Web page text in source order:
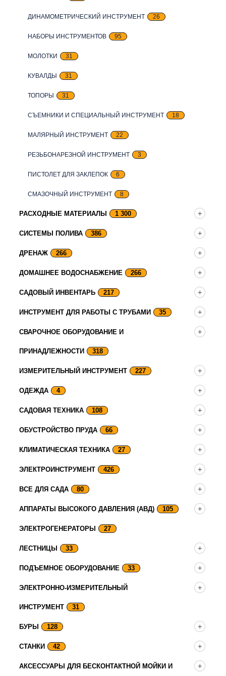
ДИНАМОМЕТРИЧЕСКИЙ ИНСТРУМЕНТ 26
НАБОРЫ ИНСТРУМЕНТОВ 95
МОЛОТКИ 31
КУВАЛДЫ 31
ТОПОРЫ 31
СЪЕМНИКИ И СПЕЦИАЛЬНЫЙ ИНСТРУМЕНТ 18
МАЛЯРНЫЙ ИНСТРУМЕНТ 22
РЕЗЬБОНАРЕЗНОЙ ИНСТРУМЕНТ 3
ПИСТОЛЕТ ДЛЯ ЗАКЛЕПОК 6
СМАЗОЧНЫЙ ИНСТРУМЕНТ 8
РАСХОДНЫЕ МАТЕРИАЛЫ 1 300
СИСТЕМЫ ПОЛИВА 386
ДРЕНАЖ 266
ДОМАШНЕЕ ВОДОСНАБЖЕНИЕ 266
САДОВЫЙ ИНВЕНТАРЬ 217
ИНСТРУМЕНТ ДЛЯ РАБОТЫ С ТРУБАМИ 35
СВАРОЧНОЕ ОБОРУДОВАНИЕ И
ПРИНАДЛЕЖНОСТИ 318
ИЗМЕРИТЕЛЬНЫЙ ИНСТРУМЕНТ 227
ОДЕЖДА 4
САДОВАЯ ТЕХНИКА 108
ОБУСТРОЙСТВО ПРУДА 66
КЛИМАТИЧЕСКАЯ ТЕХНИКА 27
ЭЛЕКТРОИНСТРУМЕНТ 426
ВСЕ ДЛЯ САДА 80
АППАРАТЫ ВЫСОКОГО ДАВЛЕНИЯ (АВД) 105
ЭЛЕКТРОГЕНЕРАТОРЫ 27
ЛЕСТНИЦЫ 33
ПОДЪЕМНОЕ ОБОРУДОВАНИЕ 33
ЭЛЕКТРОННО-ИЗМЕРИТЕЛЬНЫЙ
ИНСТРУМЕНТ 31
БУРЫ 128
СТАНКИ 42
АКСЕССУАРЫ ДЛЯ БЕСКОНТАКТНОЙ МОЙКИ И